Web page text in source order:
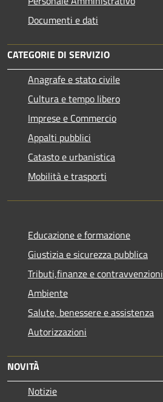
Documenti e dati
CATEGORIE DI SERVIZIO
Anagrafe e stato civile
Cultura e tempo libero
Imprese e Commercio
Appalti pubblici
Catasto e urbanistica
Mobilità e trasporti
Educazione e formazione
Giustizia e sicurezza pubblica
Tributi,finanze e contravvenzioni
Ambiente
Salute, benessere e assistenza
Autorizzazioni
NOVITÀ
Notizie